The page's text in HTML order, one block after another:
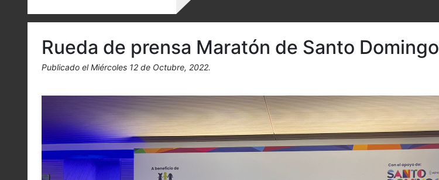
Rueda de prensa Maratón de Santo Domingo
Publicado el Miércoles 12 de Octubre, 2022.